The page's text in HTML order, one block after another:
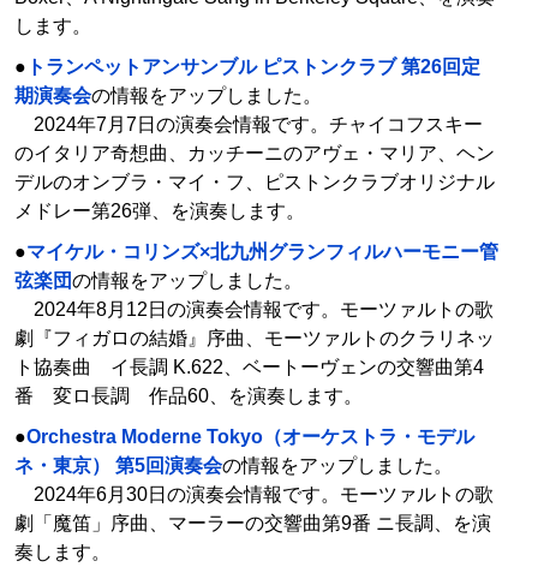
します。
● トランペットアンサンブル ピストンクラブ 第26回定
期演奏会の情報をアップしました。
2024年7月7日の演奏会情報です。チャイコフスキー
のイタリア奇想曲、カッチーニのアヴェ・マリア、ヘン
デルのオンブラ・マイ・フ、ピストンクラブオリジナル
メドレー第26弾、を演奏します。
●マイケル・コリンズ×北九州グランフィルハーモニー管
弦楽団の情報をアップしました。
2024年8月12日の演奏会情報です。モーツァルトの歌
劇『フィガロの結婚』序曲、モーツァルトのクラリネッ
ト協奏曲 イ長調 K.622、ベートーヴェンの交響曲第4
番 変ロ長調 作品60、を演奏します。
●Orchestra Moderne Tokyo（オーケストラ・モデル
ネ・東京） 第5回演奏会の情報をアップしました。
2024年6月30日の演奏会情報です。モーツァルトの歌
劇「魔笛」序曲、マーラーの交響曲第9番 ニ長調、を演
奏します。